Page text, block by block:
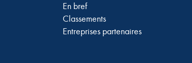
En bref
Classements
Entreprises partenaires